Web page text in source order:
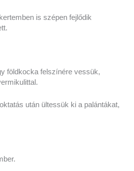
is szépen fejlődik
földkocka felszínére vessük,
után ültessük ki a palántákat,